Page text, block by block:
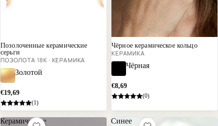
Позолоченные керамические
серьги
ПОЗОЛОТА 18К · КЕРАМИКА
Золотой
€19,69
(1)
Чёрное керамическое кольцо
КЕРАМИКА
Чёрная
€8,69
(0)
Керамическое
Синее